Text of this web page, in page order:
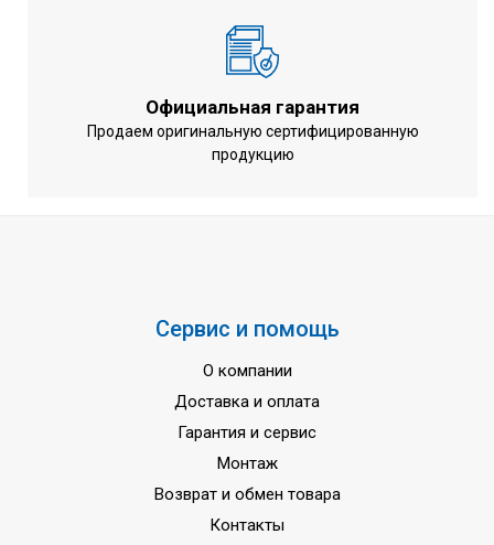
Количество труб фанкойла
Количество фаз
1 ~
Напряжение питания
220-240 В
Официальная гарантия
Продаем оригинальную сертифицированную
продукцию
Сервис и помощь
О компании
Доставка и оплата
Гарантия и сервис
Монтаж
Возврат и обмен товара
Контакты